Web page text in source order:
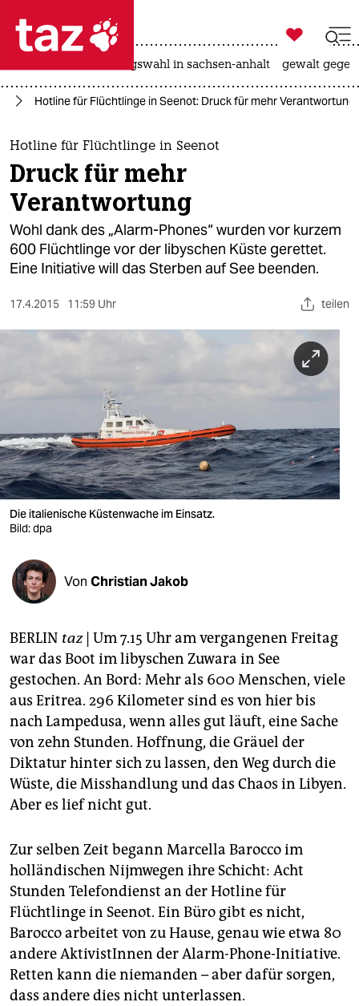
 taz zahl ich
taz zahl ich
themen
politik
öko
gesellschaft
sport
nord
wahrheit
verlag
verlag
veranstaltungen
shop
fragen & hilfe
unterstützen
abo
genossenschaft
epaper login

taz zahl ich
landtagswahl in sachsen-anhalt gewalt
Hotline für Flüchtlinge in Seenot: Druck für mehr Verantwortung
Hotline für Flüchtlinge in Seenot
Druck für mehr
Verantwortung
Wohl dank des „Alarm-Phones“ wurden vor kurzem
600 Flüchtlinge vor der libyschen Küste gerettet.
Eine Initiative will das Sterben auf See beenden.
17.4.2015 11:59 Uhr teilen
Die italienische Küstenwache im Einsatz.
Bild: dpa
Von Christian Jakob
BERLIN taz| Um 7.15 Uhr am vergangenen Freitag
war das Boot im libyschen Zuwara in See
gestochen. An Bord: Mehr als 600 Menschen, viele
aus Eritrea. 296 Kilometer sind es von hier bis
nach Lampedusa, wenn alles gut läuft, eine Sache
von zehn Stunden. Hoffnung, die Gräuel der
Diktatur hinter sich zu lassen, den Weg durch die
Wüste, die Misshandlung und das Chaos in Libyen.
Aber es lief nicht gut.
Zur selben Zeit begann Marcella Barocco im
holländischen Nijmwegen ihre Schicht: Acht
Stunden Telefondienst an der Hotline für
Flüchtlinge in Seenot. Ein Büro gibt es nicht,
Barocco arbeitet von zu Hause, genau wie etwa 80
andere AktivistInnen der Alarm-Phone-Initiative.
Retten kann die niemanden – aber dafür sorgen,
dass andere dies nicht unterlassen.